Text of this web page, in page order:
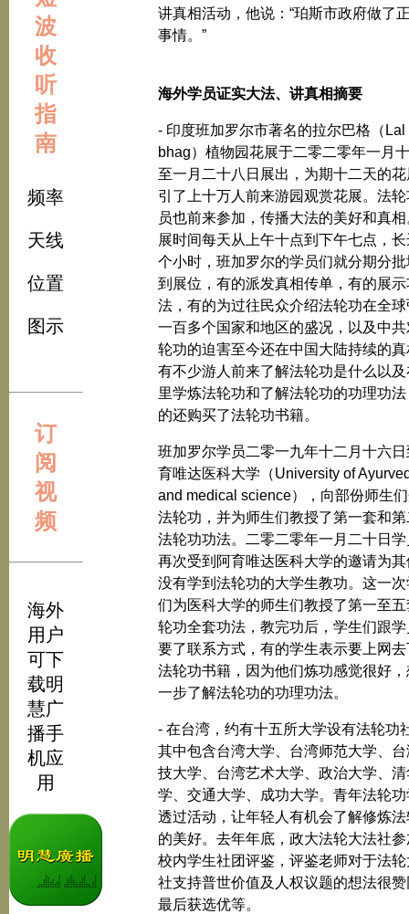
波
收
听
指
南
频率
天线
位置
图示
订
阅
视
频
海外
用户
可下
载明
慧广
播手
机应
用
讲真相活动，他说：“珀斯市政府做了
事情。”
海外学员证实大法、讲真相摘要
- 印度班加罗尔市著名的拉尔巴格（Lal
bhag）植物园花展于二零二零年一月
至一月二十八日展出，为期十二天的花
引了上十万人前来游园观赏花展。法轮
员也前来参加，传播大法的美好和真
展时间每天从上午十点到下午七点，
个小时，班加罗尔的学员们就分期分批
到展位，有的派发真相传单，有的展示
法，有的为过往民众介绍法轮功在全球
一百多个国家和地区的盛况，以及中共
轮功的迫害至今还在中国大陆持续的真
有不少游人前来了解法轮功是什么以及
里学炼法轮功和了解法轮功的功理功法
的还购买了法轮功书籍。
班加罗尔学员二零一九年十二月十六日
育唯达医科大学（University of
and medical science），向部份师生
法轮功，并为师生们教授了第一套和第
法轮功功法。二零二零年一月二十日学
再次受到阿育唯达医科大学的邀请为其
没有学到法轮功的大学生教功。这一次
们为医科大学的师生们教授了第一至五
轮功全套功法，教完功后，学生们跟学
要了联系方式，有的学生表示要上网去
法轮功书籍，因为他们炼功感觉很好，
一步了解法轮功的功理功法。
- 在台湾，约有十五所大学设有法轮功
其中包含台湾大学、台湾师范大学、台
技大学、台湾艺术大学、政治大学、清
学、交通大学、成功大学。青年法轮功
透过活动，让年轻人有机会了解修炼法
的美好。去年年底，政大法轮大法社参
校内学生社团评鉴，评鉴老师对于法轮
社支持普世价值及人权议题的想法很赞
最后获选优等。